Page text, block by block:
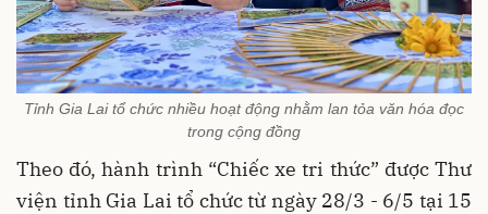
Tỉnh Gia Lai tổ chức nhiều hoạt động nhằm lan tỏa văn hóa đọc
trong cộng đồng
Theo đó, hành trình “Chiếc xe tri thức” được Thư
viện tỉnh Gia Lai tổ chức từ ngày 28/3 - 6/5 tại 15